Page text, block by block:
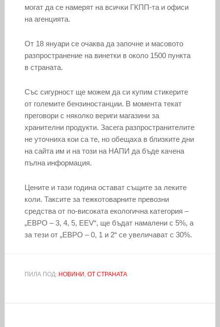
могат да се намерят на всички ГКПП-та и офиси
на агенцията.
От 18 януари се очаква да започне и масовото
разпространение на винетки в около 1500 пункта
в страната.
Със сигурност ще можем да си купим стикерите
от големите бензиностанции. В момента текат
преговори с няколко вериги магазини за
хранителни продукти. Засега разпространителите
не уточниха кои са те, но обещаха в близките дни
на сайта им и на този на НАПИ да бъде качена
пълна информация.
Цените и тази година остават същите за леките
коли. Таксите за тежкотоварните превозни
средства от по-високата екологична категория –
„ЕВРО – 3, 4, 5, ЕЕV“, ще бъдат намалени с 5%, а
за тези от „ЕВРО – 0, 1 и 2“ се увеличават с 30%.
ПИЛА ПОД: НОВИНИ , ОТ СТРАНАТА